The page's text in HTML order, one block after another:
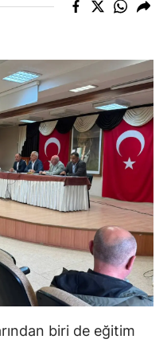
biri de eğitim